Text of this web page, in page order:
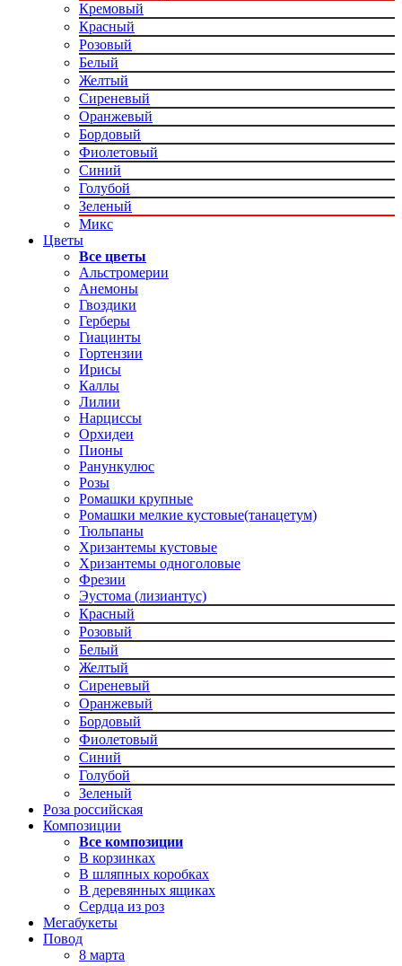
Кремовый
Красный
Розовый
Белый
Желтый
Сиреневый
Оранжевый
Бордовый
Фиолетовый
Синий
Голубой
Зеленый
Микс
Цветы
Все цветы
Альстромерии
Анемоны
Гвоздики
Герберы
Гиацинты
Гортензии
Ирисы
Каллы
Лилии
Нарциссы
Орхидеи
Пионы
Ранункулюс
Розы
Ромашки крупные
Ромашки мелкие кустовые(танацетум)
Тюльпаны
Хризантемы кустовые
Хризантемы одноголовые
Фрезии
Эустома (лизиантус)
Красный
Розовый
Белый
Желтый
Сиреневый
Оранжевый
Бордовый
Фиолетовый
Синий
Голубой
Зеленый
Роза российская
Композиции
Все композиции
В корзинках
В шляпных коробках
В деревянных ящиках
Сердца из роз
Мегабукеты
Повод
8 марта